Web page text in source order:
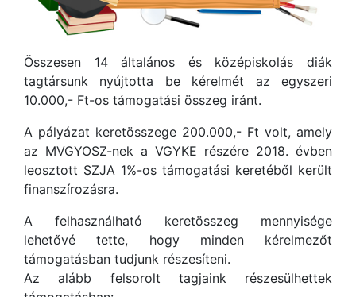
Összesen 14 általános és középiskolás diák
tagtársunk nyújtotta be kérelmét az egyszeri
10.000,- Ft-os támogatási összeg iránt.
A pályázat keretösszege 200.000,- Ft volt, amely
az MVGYOSZ-nek a VGYKE részére 2018. évben
leosztott SZJA 1%-os támogatási keretéből került
finanszírozásra.
A felhasználható keretösszeg mennyisége
lehetővé tette, hogy minden kérelmezőt
támogatásban tudjunk részesíteni.
Az alább felsorolt tagjaink részesülhettek